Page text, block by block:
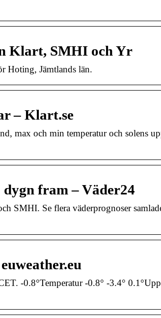
Klart, SMHI och Yr
Hoting, Jämtlands län.
– Klart.se
max och min temperatur och solens
fram – Väder24
SMHI. Se flera väderprognoser
-0.8°Temperatur -0.8° -3.4°